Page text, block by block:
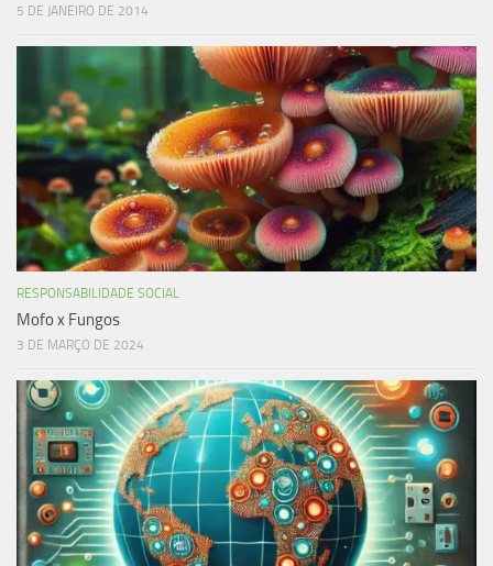
5 DE JANEIRO DE 2014
RESPONSABILIDADE SOCIAL
Mofo x Fungos
3 DE MARÇO DE 2024